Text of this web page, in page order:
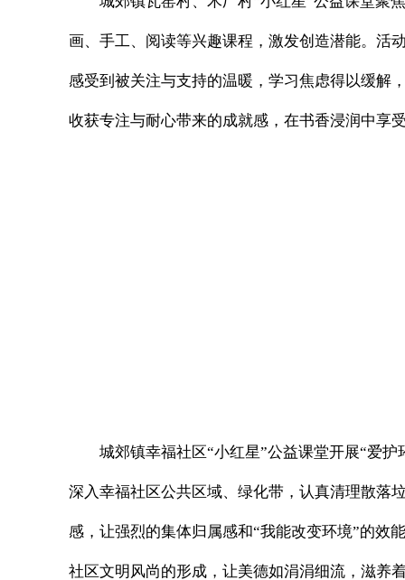
画、手工、阅读等兴趣课程，激发创造潜能。活
感受到被关注与支持的温暖，学习焦虑得以缓解
收获专注与耐心带来的成就感，在书香浸润中享
城郊镇幸福社区“小红星”公益课堂开展“爱
深入幸福社区公共区域、绿化带，认真清理散落
感，让强烈的集体归属感和“我能改变环境”的效
社区文明风尚的形成，让美德如涓涓细流，滋养